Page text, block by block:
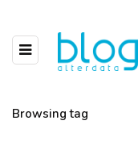
Browsing tag